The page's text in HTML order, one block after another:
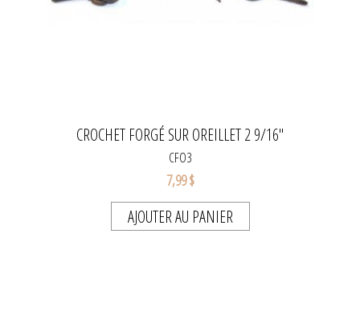
CROCHET FORGÉ SUR OREILLET 2 9/16"
CFO3
7,99 $
AJOUTER AU PANIER